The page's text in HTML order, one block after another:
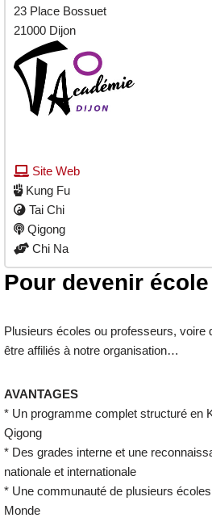
23 Place Bossuet
21000 Dijon
Site Web
Kung Fu
Tai Chi
Qigong
Chi Na
Pour devenir
Plusieurs écoles ou professeurs, voire
être affiliés à notre organisation…
AVANTAGES
* Un programme complet structuré en
Qigong
* Des grades interne et une
nationale et internationale
* Une communauté de plusieurs
Monde